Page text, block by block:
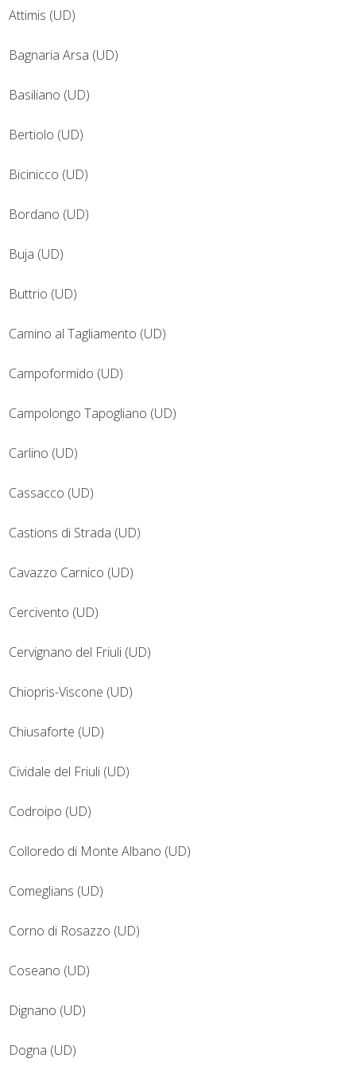
Attimis (UD)
Bagnaria Arsa (UD)
Basiliano (UD)
Bertiolo (UD)
Bicinicco (UD)
Bordano (UD)
Buja (UD)
Buttrio (UD)
Camino al Tagliamento (UD)
Campoformido (UD)
Campolongo Tapogliano (UD)
Carlino (UD)
Cassacco (UD)
Castions di Strada (UD)
Cavazzo Carnico (UD)
Cercivento (UD)
Cervignano del Friuli (UD)
Chiopris-Viscone (UD)
Chiusaforte (UD)
Cividale del Friuli (UD)
Codroipo (UD)
Colloredo di Monte Albano (UD)
Comeglians (UD)
Corno di Rosazzo (UD)
Coseano (UD)
Dignano (UD)
Dogna (UD)